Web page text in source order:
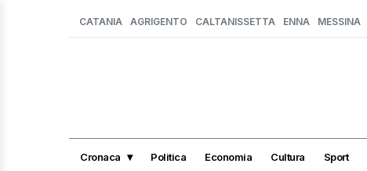
CATANIA AGRIGENTO CALTANISSETTA ENNA MESSINA
Cronaca Politica Economia Cultura Sport